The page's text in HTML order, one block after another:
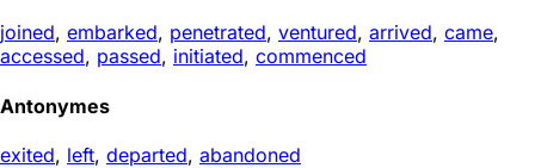
joined, embarked, penetrated, ventured, arrived, came,
accessed, passed, initiated, commenced
Antonymes
exited, left, departed, abandoned